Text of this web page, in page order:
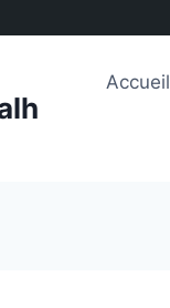
Accueil